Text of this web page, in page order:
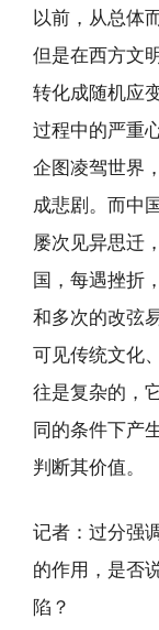
以前，从总体
但是在西方文
转化成随机应
过程中的严重
企图凌驾世界
成悲剧。而中
屡次见异思迁
国，每遇挫折
和多次的改弦
可见传统文化
往是复杂的，
同的条件下产
判断其价值。
记者：过分强
的作用，是否
陷？